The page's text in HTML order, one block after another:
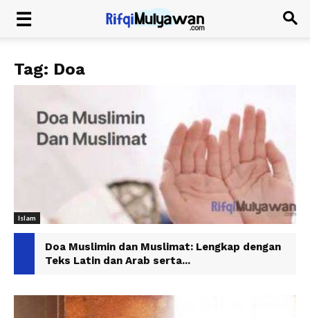
Tag: Doa
Islam
Doa Muslimin dan Muslimat: Lengkap dengan
Teks Latin dan Arab serta...